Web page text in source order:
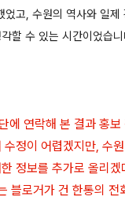
었고, 수원의 역사와 일제
할 수 있는 시간이었습
에 연락해 본 결과 홍보
수정이 어렵겠지만, 수
정보를 추가로 올리겠
블로거가 건 한통의 전